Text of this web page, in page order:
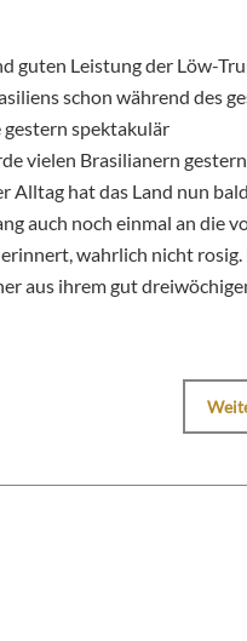
guten Leistung der Löw-
schon während des
spektakulär
vielen Brasilianern
hat das Land nun
auch noch einmal an die
wahrlich nicht rosig.
aus ihrem gut